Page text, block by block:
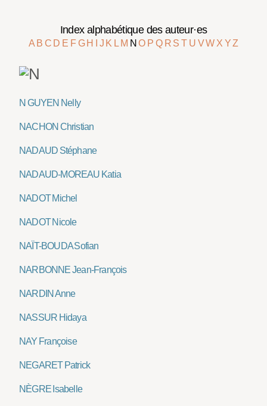
Index alphabétique des auteur·es
A B C D E F G H J K L M NO P Q R ST U VW X YZ
N GUYEN Nelly
NACHON Christian
NADAUD Stéphane
NADAUD-MOREAU Katia
NADOT Michel
NADOT Nicole
NAÏT-BOUDA Sofian
NARBONNE Jean-François
NARDIN Anne
NASSUR Hidaya
NAY Françoise
NEGARET Patrick
NÈGRE Isabelle